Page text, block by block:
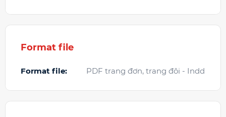
Format file
Format file: PDF trang đơn, trang đôi - Indd